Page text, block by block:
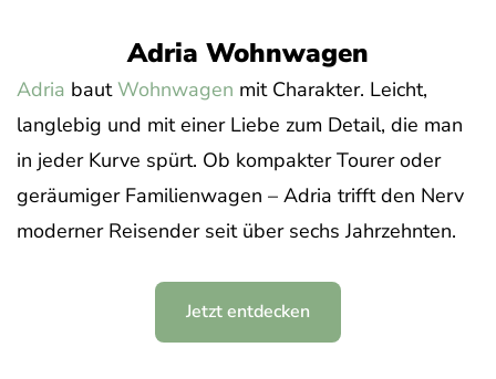
Adria Wohnwagen
Adria bautWohnwagen mit Charakter. Leicht,
langlebig und mit einer Liebe zum Detail, die man
in jeder Kurve spürt. Ob kompakter Tourer oder
geräumiger Familienwagen – Adria trifft den Nerv
moderner Reisender seit über sechs Jahrzehnten.
Jetzt entdecken